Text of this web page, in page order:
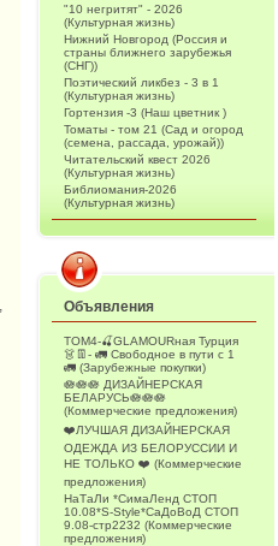
"10 негритят" - 2026
(Культурная жизнь)
Нижний Новгород (Россия и
страны ближнего зарубежья
(СНГ))
Поэтический ликбез - 3 в 1
(Культурная жизнь)
Гортензия -3 (Наш цветник )
Томаты - том 21 (Сад и огород
(семена, рассада, урожай))
Читательский квест 2026
(Культурная жизнь)
Библиомания-2026
(Культурная жизнь)
Объявления
ТОМ4-🍒GLAMOURная Турция
👗👖- 🚛 Свободное в пути с 1
🚛 (Зарубежные покупки)
🪷🪷🪷 ДИЗАЙНЕРСКАЯ
БЕЛАРУСЬ🪷🪷🪷
(Коммерческие предложения)
❤️ЛУЧШАЯ ДИЗАЙНЕРСКАЯ
ОДЕЖДА ИЗ БЕЛОРУССИИ И
НЕ ТОЛЬКО ❤️ (Коммерческие
предложения)
НаТаЛи *СимаЛенд СТОП
10.08*S-Style*СаДоВоД СТОП
9.08-стр2232 (Коммерческие
предложения)